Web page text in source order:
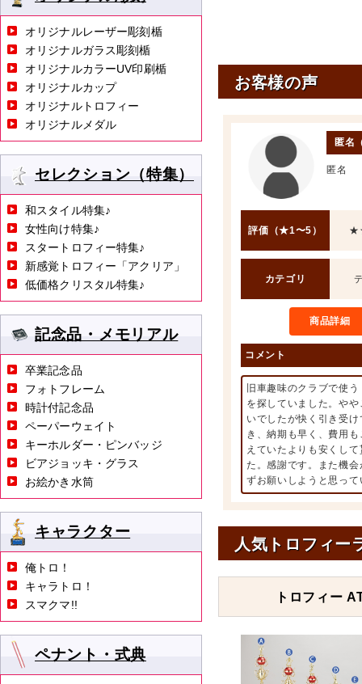
お客様の声
匿名
匿名
評価（★1〜5）
カテゴリ
商品詳細
コメント
旧車趣味のクラブで使
を探していました。や
いでしたが快く引き受け
き、納期も早く、費用
えていたよりも安くし
た。感謝です。また機会
ずお願いしようと思って
人気トロフィー
トロフィー
オリジナルレーザー彫刻楯
オリジナルガラス彫刻楯
オリジナルカラーUV印刷楯
オリジナルカップ
オリジナルトロフィー
オリジナルメダル
セレクション（特集）
和スタイル特集♪
女性向け特集♪
スタートロフィー特集♪
新感覚トロフィー「アクリア」
低価格クリスタル特集♪
記念品・メモリアル
卒業記念品
フォトフレーム
時計付記念品
ペーパーウェイト
キーホルダー・ピンバッジ
ビアジョッキ・グラス
お絵かき水筒
キャラクター
俺トロ！
キャラトロ！
スマクマ!!
ペナント・式典